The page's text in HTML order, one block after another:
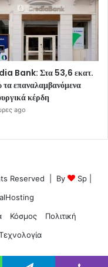
Bank: Στα 53,6 εκατ.
τα επαναλαμβανόμενα
κέρδη
ago
Reserved | By Sp
Κόσμος
Πολιτική